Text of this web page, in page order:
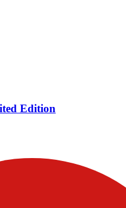
Edition